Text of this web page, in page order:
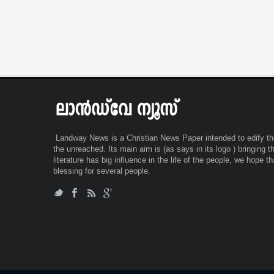
ഇൻസ്റ്റഗ്രാമിൽ
Landway News is a Christian News Paper intended to edify
the unreached. Its main aim is (as says in its logo ) bringing
literature has big influence in the life of the people, we hope
blessing for several people.